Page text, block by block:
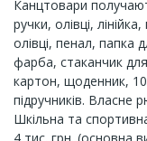
Канцтовари
ручки, олівці,
олівці, пенал, папка
фарба, стаканчик
картон, щоденник,
підручників. Власне
Шкільна та